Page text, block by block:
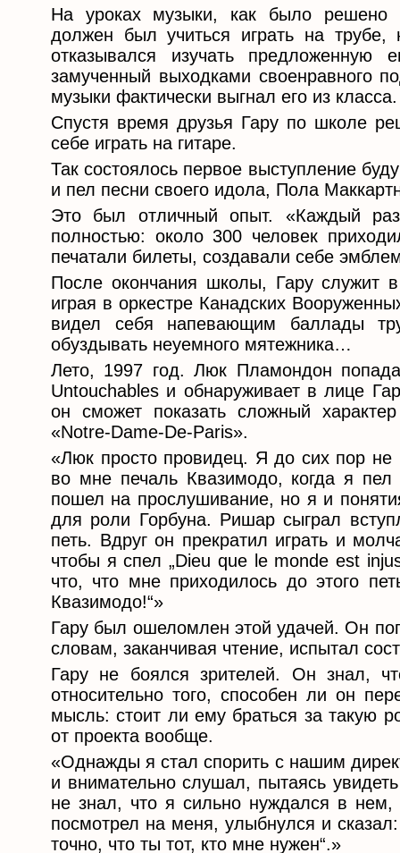
На уроках музыки, как было решено
должен был учиться играть на
отказывался изучать предложенную
замученный выходками своенравного
музыки фактически выгнал его из класса.
Спустя время друзья Гару по школе
себе играть на гитаре.
Так состоялось первое выступление
и пел песни своего идола, Пола
Это был отличный опыт. «Каждый
полностью: около 300 человек
печатали билеты, создавали себе
После окончания школы, Гару служит
играя в оркестре Канадских
видел себя напевающим баллады
обуздывать неуемного мятежника…
Лето, 1997 год. Люк Пламондон
Untouchables и обнаруживает в лице
он сможет показать сложный
«Notre-Dame-De-Paris».
«Люк просто провидец. Я до сих пор
во мне печаль Квазимодо, когда я
пошел на прослушивание, но я и
для роли Горбуна. Ришар сыграл
петь. Вдруг он прекратил играть и
чтобы я спел „Dieu que le monde est
что, что мне приходилось до этого
Квазимодо!“»
Гару был ошеломлен этой удачей. Он
словам, заканчивая чтение, испытал
Гару не боялся зрителей. Он знал,
относительно того, способен ли он
мысль: стоит ли ему браться за такую
от проекта вообще.
«Однажды я стал спорить с нашим
и внимательно слушал, пытаясь
не знал, что я сильно нуждался в
посмотрел на меня, улыбнулся и
точно, что ты тот, кто мне нужен“.»